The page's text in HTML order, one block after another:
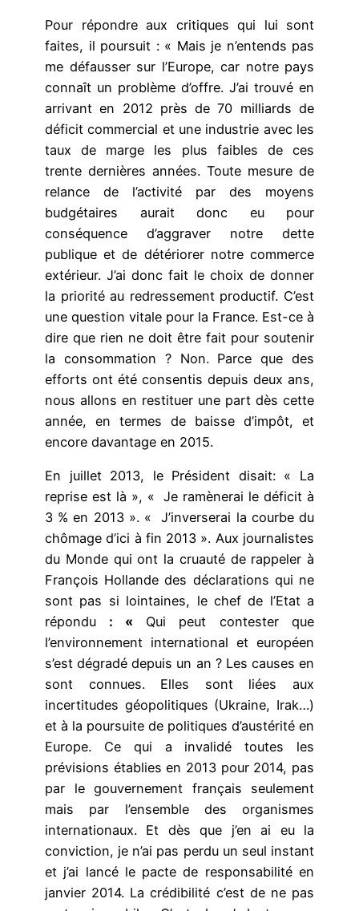
Pour répondre aux critiques qui lui sont
faites, il poursuit : « Mais je n’entends pas
me défausser sur l’Europe, car notre pays
connaît un problème d’offre. J’ai trouvé en
arrivant en 2012 près de 70 milliards de
déficit commercial et une industrie avec les
taux de marge les plus faibles de ces
trente dernières années. Toute mesure de
relance de l’activité par des moyens
budgétaires aurait donc eu pour
conséquence d’aggraver notre dette
publique et de détériorer notre commerce
extérieur. J’ai donc fait le choix de donner
la priorité au redressement productif. C’est
une question vitale pour la France. Est-ce à
dire que rien ne doit être fait pour soutenir
la consommation ? Non. Parce que des
efforts ont été consentis depuis deux ans,
nous allons en restituer une part dès cette
année, en termes de baisse d’impôt, et
encore davantage en 2015.
En juillet 2013, le Président disait: « La
reprise est là », « Je ramènerai le déficit à
3 % en 2013 ». « J’inverserai la courbe du
chômage d’ici à fin 2013 ». Aux journalistes
du Monde qui ont la cruauté de rappeler à
François Hollande des déclarations qui ne
sont pas si lointaines, le chef de l’Etat a
répondu : « Qui peut contester que
l’environnement international et européen
s’est dégradé depuis un an ? Les causes en
sont connues. Elles sont liées aux
incertitudes géopolitiques (Ukraine, Irak…)
et à la poursuite de politiques d’austérité en
Europe. Ce qui a invalidé toutes les
prévisions établies en 2013 pour 2014, pas
par le gouvernement français seulement
mais par l’ensemble des organismes
internationaux. Et dès que j’en ai eu la
conviction, je n’ai pas perdu un seul instant
et j’ai lancé le pacte de responsabilité en
janvier 2014. La crédibilité c’est de ne pas